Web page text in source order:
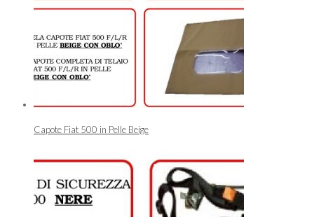
Capote Fiat 500 in Pelle Beige